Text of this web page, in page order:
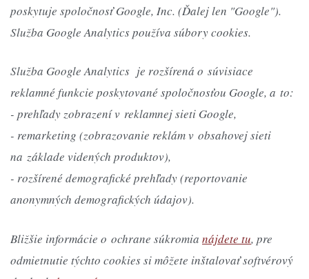
poskytuje spoločnosť Google, Inc. (Ďalej len "Google").
Služba Google Analytics používa súbory cookies.
Služba Google Analytics je rozšírená o súvisiace
reklamné funkcie poskytované spoločnosťou Google, a to:
- prehľady zobrazení v reklamnej sieti Google,
- remarketing (zobrazovanie reklám v obsahovej sieti
na základe videných produktov),
- rozšírené demografické prehľady (reportovanie
anonymných demografických údajov).
Bližšie informácie o ochrane súkromia nájdete tu, pre
odmietnutie týchto cookies si môžete inštalovať softvérový